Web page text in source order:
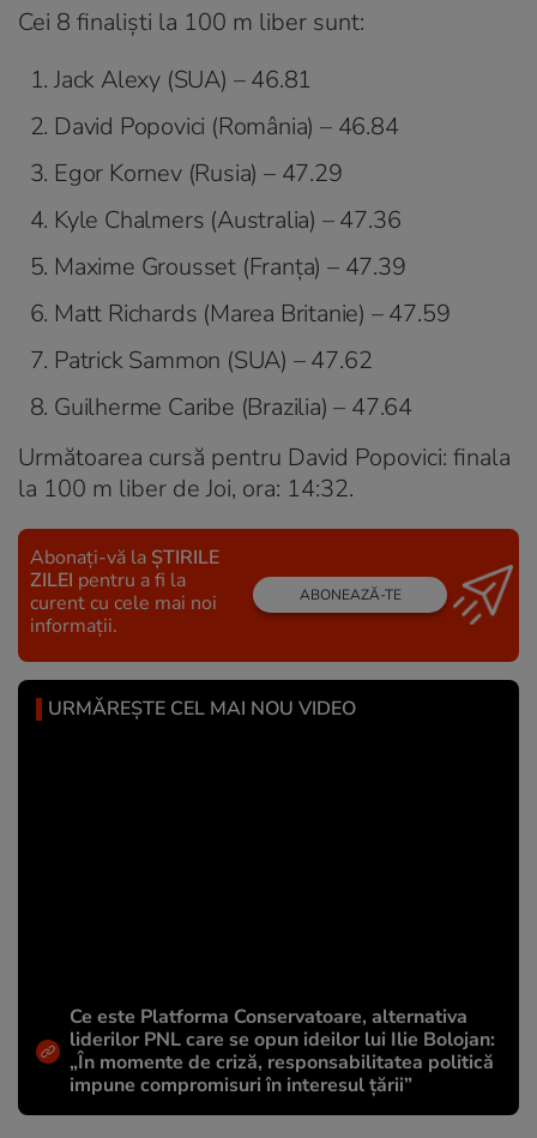
Cei 8 finaliști la 100 m liber sunt:
Jack Alexy (SUA) – 46.81
David Popovici (România) – 46.84
Egor Kornev (Rusia) – 47.29
Kyle Chalmers (Australia) – 47.36
Maxime Grousset (Franța) – 47.39
Matt Richards (Marea Britanie) – 47.59
Patrick Sammon (SUA) – 47.62
Guilherme Caribe (Brazilia) – 47.64
Următoarea cursă pentru David Popovici: finala
la 100 m liber de Joi, ora: 14:32.
Abonați-vă la ȘTIRILE
ZILEI pentru a fi la
curent cu cele mai noi
informații.
ABONEAZĂ-TE
URMĂREȘTE CEL MAI NOU VIDEO
Ce este Platforma Conservatoare, alternativa
liderilor PNL care se opun ideilor lui Ilie Bolojan:
„În momente de criză, responsabilitatea politică
impune compromisuri în interesul țării”